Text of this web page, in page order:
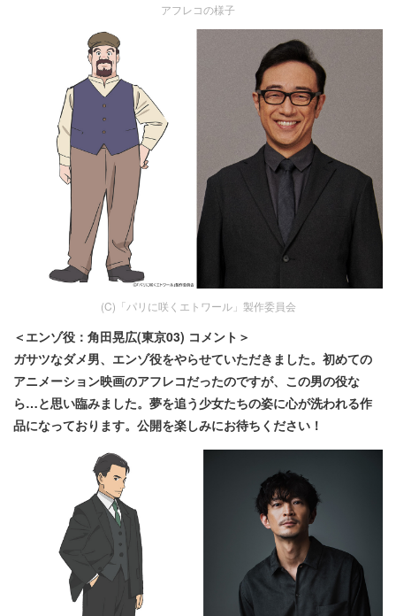
アフレコの様子
(C)「パリに咲くエトワール」製作委員会
＜エンゾ役：角田晃広(東京03) コメント＞
ガサツなダメ男、エンゾ役をやらせていただきました。初めての
アニメーション映画のアフレコだったのですが、この男の役な
ら…と思い臨みました。夢を追う少女たちの姿に心が洗われる作
品になっております。公開を楽しみにお待ちください！